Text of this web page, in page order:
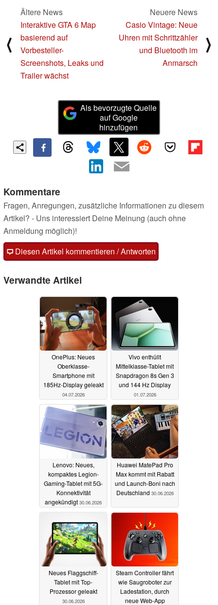
⟨
Ältere News
Interaktive GTA 6 Map
basierend auf
Vorbesteller-
Screenshots, Leaks und
Trailer wächst
Neuere News
Casio Vintage: Neue
Uhren mit Schrittzähler
und Bluetooth im
Anmarsch
⟩
Als bevorzugte Quelle
auf Google
hinzufügen
Kommentare
Fragen, Anregungen, zusätzliche Informationen zu diesem
Artikel? - Uns interessiert Deine Meinung (auch ohne
Anmeldung möglich)!
Diesen Artikel kommentieren / Antworten
Verwandte Artikel
OnePlus: Neues
Oberklasse-
Smartphone mit
185Hz-Display geleakt
04.07.2026
Vivo enthüllt
Mittelklasse-Tablet mit
Snapdragon 8s Gen 3
und 144 Hz Display
01.07.2026
Lenovo: Neues,
kompaktes Legion-
Gaming-Tablet mit 5G-
Konnektivität
angekündigt 30.06.2026
Huawei MatePad Pro
Max kommt mit Rabatt
und Launch-Boni nach
Deutschland 30.06.2026
Neues Flaggschiff-
Tablet mit Top-
Prozessor geleakt
30.06.2026
Steam Controller fährt
wie Saugroboter zur
Ladestation, durch
neue Web-App